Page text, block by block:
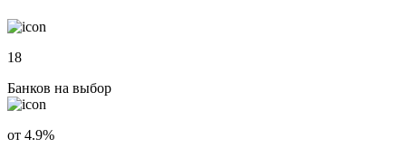
18
Банков на выбор
от 4.9%